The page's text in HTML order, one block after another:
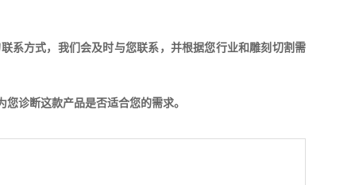
系方式，我们会及时与您联系，并根据您行业和雕刻切割需
诊断这款产品是否适合您的需求。